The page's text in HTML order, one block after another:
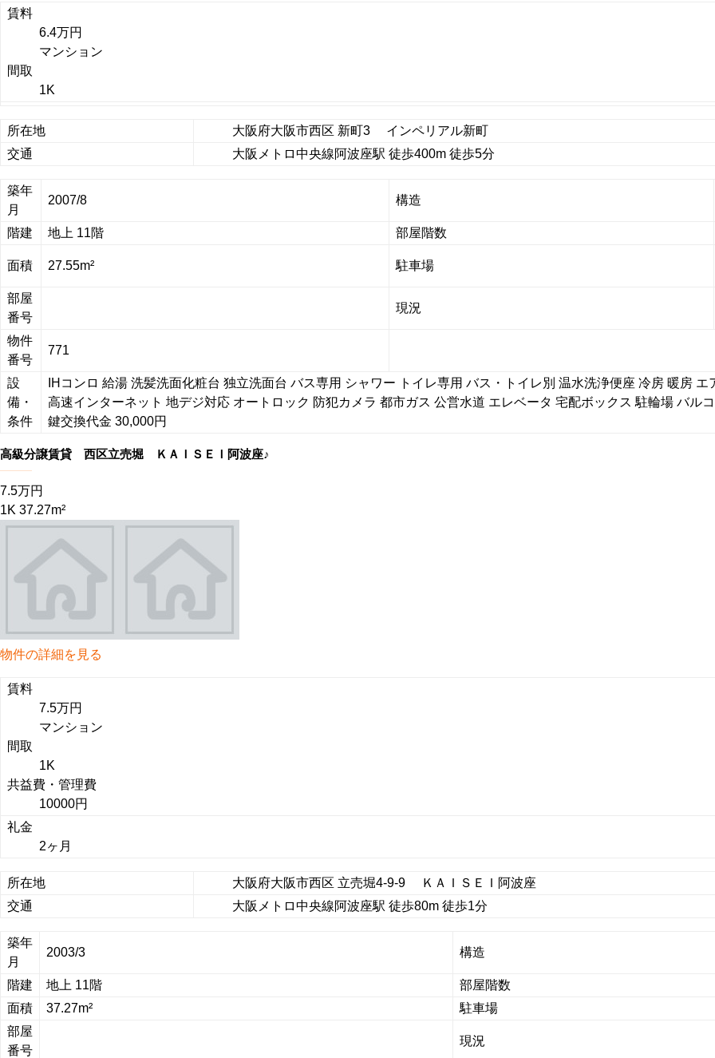
賃料
6.4万円
マンション
間取
1K
所在地
大阪府大阪市西区 新町3 インペリアル新町
交通
大阪メトロ中央線阿波座駅 徒歩400m 徒歩5分
築年
月
2007/8 構造
階建 地上 11階 部屋階数
面積 27.55m² 駐車場
部屋
番号
現況
物件
番号
771
設
備・
条件
IHコンロ 給湯 洗髪洗面化粧台 独立洗面台 バス専用 シャワー トイレ専用 バス・トイレ別 温水洗浄便座 冷房 暖房 エ
高速インターネット 地デジ対応 オートロック 防犯カメラ 都市ガス 公営水道 エレベータ 宅配ボックス 駐輪場 バル
鍵交換代金 30,000円
高級分譲賃貸 西区立売堀 ＫＡＩＳＥＩ阿波座♪
7.5万円
1K 37.27m²
物件の詳細を見る
賃料
7.5万円
マンション
間取
1K
共益費・管理費
10000円
礼金
2ヶ月
所在地
大阪府大阪市西区 立売堀4-9-9 ＫＡＩＳＥＩ阿波座
交通
大阪メトロ中央線阿波座駅 徒歩80m 徒歩1分
築年
月
2003/3 構造
階建 地上 11階 部屋階数
面積
37.27m²
駐車場
部屋
番号
現況